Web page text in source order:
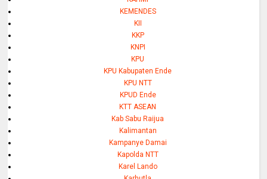
KEMENDES
KII
KKP
KNPI
KPU
KPU Kabupaten Ende
KPU NTT
KPUD Ende
KTT ASEAN
Kab Sabu Raijua
Kalimantan
Kampanye Damai
Kapolda NTT
Karel Lando